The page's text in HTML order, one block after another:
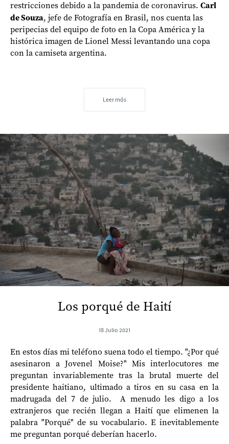
restricciones debido a la pandemia de coronavirus. Carl
de Souza, jefe de Fotografía en Brasil, nos cuenta las
peripecias del equipo de foto en la Copa América y la
histórica imagen de Lionel Messi levantando una copa
con la camiseta argentina.
Leer más
Los porqué de Haití
18 Julio 2021
En estos días mi teléfono suena todo el tiempo. "¿Por qué
asesinaron a Jovenel Moise?" Mis interlocutores me
preguntan invariablemente tras la brutal muerte del
presidente haitiano, ultimado a tiros en su casa en la
madrugada del 7 de julio. A menudo les digo a los
extranjeros que recién llegan a Haití que elimenen la
palabra "Porqué" de su vocabulario. E inevitablemente
me preguntan porqué deberían hacerlo.